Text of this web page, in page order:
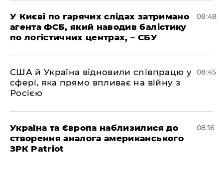
У Києві по гарячих слідах затримано
агента ФСБ, який наводив балістику
по логістичних центрах, – СБУ
08:48
США й Україна відновили співпрацю у
сфері, яка прямо впливає на війну з
Росією
08:45
Україна та Європа наблизилися до
створення аналога американського
ЗРК Patriot
08:16